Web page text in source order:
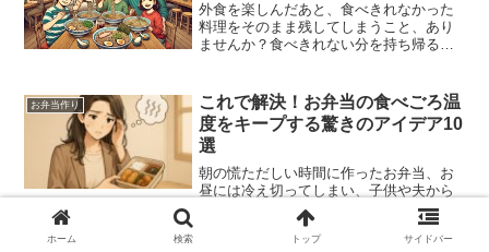
外食を楽しんだあと、食べきれなかった
料理をそのまま残してしまうこと、あり
ませんか？食べきれない分を持ち帰ると
よく直面する悩みの一つです。特に忙し
い共働き家庭では、食材の...
お弁当作り
これで解決！お弁当の食べごろ温
度をキープする驚きのアイデア10
選
朝の慌ただしい時間に作ったお弁当、お
昼には冷え切ってしまい、子供や夫から
「冷たくて味が落ちてる…」なんて言わ
れること、ありませんか？仕事と家事、
子育てに追われる共働き主婦にとって、
ホーム 検索 トップ サイドバー